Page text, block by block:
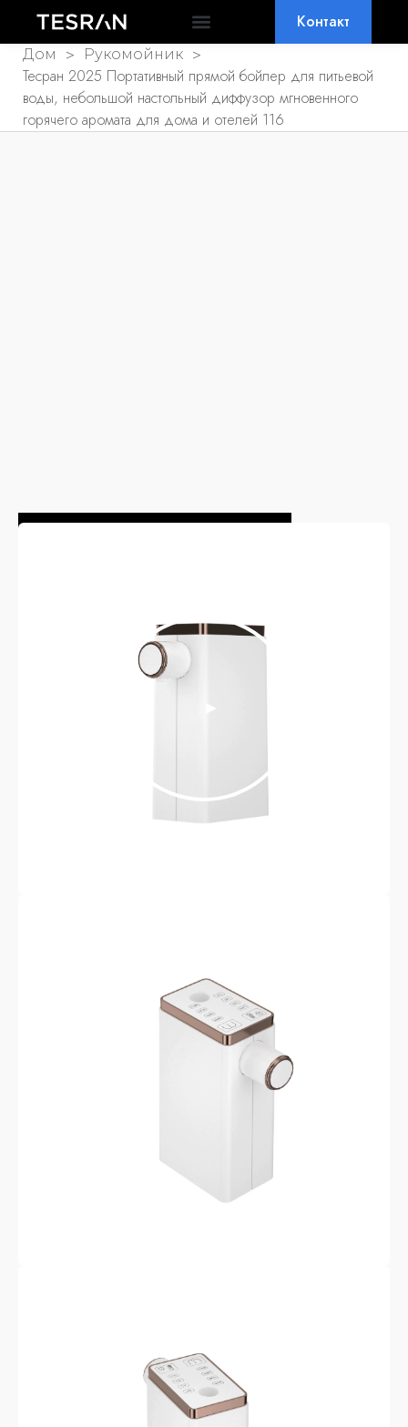
Контакт
Дом > Рукомойник >
Тесран 2025 Портативный прямой бойлер для питьевой
воды, небольшой настольный диффузор мгновенного
горячего аромата для дома и отелей 116